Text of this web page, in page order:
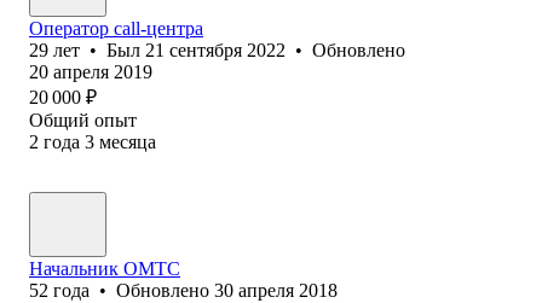
Оператор call-центра
29 лет • Был 21 сентября 2022 • Обновлено
20 апреля 2019
20 000 ₽
Общий опыт
2 года 3 месяца
Начальник ОМТС
52 года • Обновлено 30 апреля 2018